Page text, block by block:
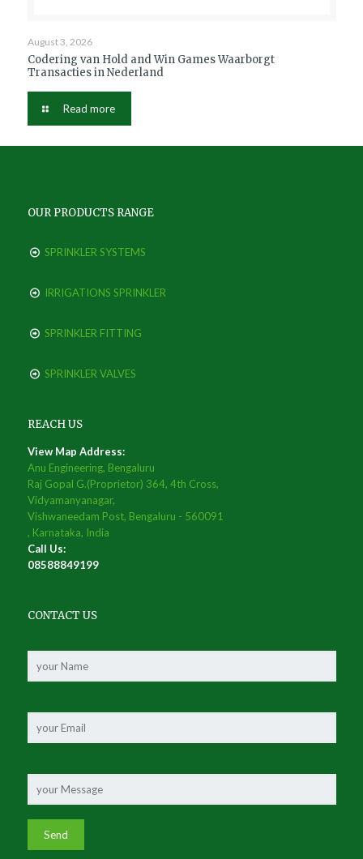
August 3, 2026
Codering van Hold and Win Games Waarborgt
Transacties in Nederland
Read more
OUR PRODUCTS RANGE
SPRINKLER SYSTEMS
IRRIGATIONS SPRINKLER
SPRINKLER FITTING
SPRINKLER VALVES
REACH US
View Map Address:
Anu Engineering, Bengaluru
Raj Gopal G.(Proprietor) 364, 4th Cross,
Vidyamanyanagar,
Vishwaneedam Post, Bengaluru - 560091
, Karnataka, India
Call Us:
08588849199
CONTACT US